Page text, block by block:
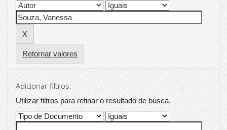
Retornar valores
Adicionar filtros:
Utilizar filtros para refinar o resultado de busca.